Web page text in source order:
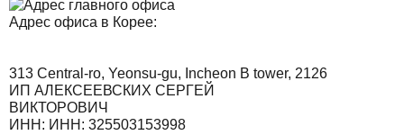
Адрес офиса в Корее:
313 Central-ro, Yeonsu-gu, Incheon B tower, 2126
ИП АЛЕКСЕЕВСКИХ СЕРГЕЙ
ВИКТОРОВИЧ
ИНН: ИНН: 325503153998